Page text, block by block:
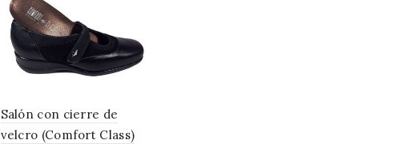
Salón con cierre de
velcro (Comfort Class)